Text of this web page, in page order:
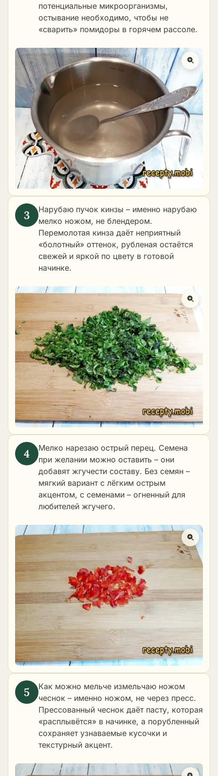
потенциальные микроорганизмы,
остывание необходимо, чтобы не
«сварить» помидоры в горячем рассоле.
Нарубаю пучок кинзы – именно нарубаю
мелко ножом, не блендером.
Перемолотая кинза даёт неприятный
«болотный» оттенок, рубленая остаётся
свежей и яркой по цвету в готовой
начинке.
Мелко нарезаю острый перец. Семена
при желании можно оставить – они
добавят жгучести составу. Без семян –
мягкий вариант с лёгким острым
акцентом, с семенами – огненный для
любителей жгучего.
Как можно мельче измельчаю ножом
чеснок – именно ножом, не через пресс.
Прессованный чеснок даёт пасту, которая
«расплывётся» в начинке, а порубленный
сохраняет узнаваемые кусочки и
текстурный акцент.